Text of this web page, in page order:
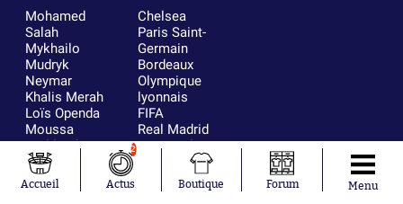
Mohamed
Salah
Mykhailo
Mudryk
Neymar
Khalis Merah
Loïs Openda
Moussa
Niakhaté
Nicolás
Tagliafico
Pavel Šulc
Chelsea
Paris Saint-
Germain
Bordeaux
Olympique
lyonnais
FIFA
Real Madrid
RC Strasbourg
AC Milan
RC Lens
Accueil
2
Actus Boutique Forum Menu